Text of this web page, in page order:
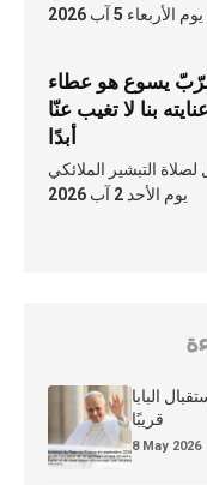
5 آب 2026
يسوع هو عطاء
بنا لا تغيب عنّا
أبدًا
التبشير الملائكي
يوم الأحد 2 آب 2026
البابا
قريبًا
8 May 2026